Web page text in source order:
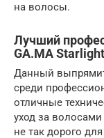
на волосы.
Лучший
GA.MA
Данный
среди
отличные
уход за
не так дорого